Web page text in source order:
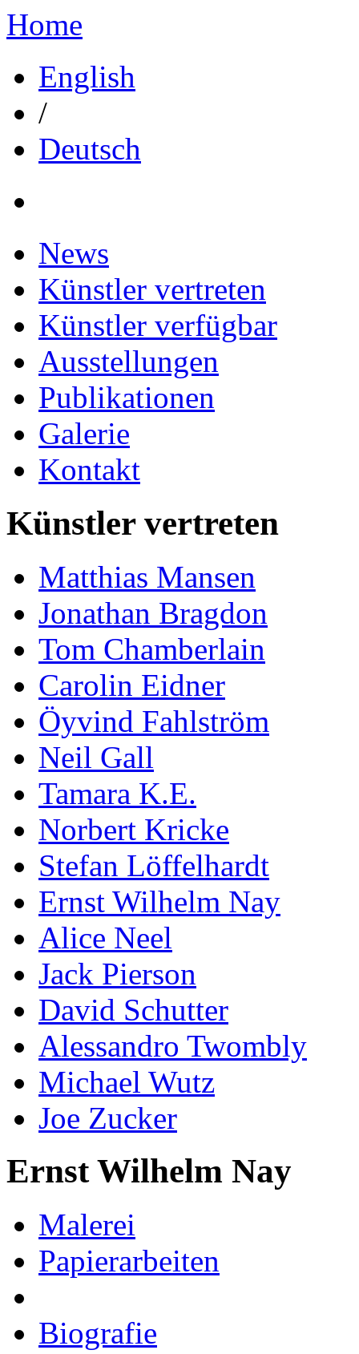
Home
English
/
Deutsch
News
Künstler vertreten
Künstler verfügbar
Ausstellungen
Publikationen
Galerie
Kontakt
Künstler vertreten
Matthias Mansen
Jonathan Bragdon
Tom Chamberlain
Carolin Eidner
Öyvind Fahlström
Neil Gall
Tamara K.E.
Norbert Kricke
Stefan Löffelhardt
Ernst Wilhelm Nay
Alice Neel
Jack Pierson
David Schutter
Alessandro Twombly
Michael Wutz
Joe Zucker
Ernst Wilhelm Nay
Malerei
Papierarbeiten
Biografie